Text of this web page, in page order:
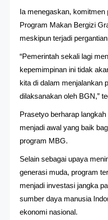
Ia menegaskan, komitmen
Program Makan Bergizi
meskipun terjadi
“Pemerintah sekali lagi
kepemimpinan ini tidak
kita di dalam menjalankan
dilaksanakan oleh BGN,”
Prasetyo berharap
menjadi awal yang baik
program MBG.
Selain sebagai upaya
generasi muda, program
menjadi investasi jangka
sumber daya manusia
ekonomi nasional.